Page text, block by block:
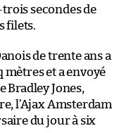
secondes de
filets.
de trente ans a
et a envoyé
Bradley Jones,
l’Ajax Amsterdam
du jour à six